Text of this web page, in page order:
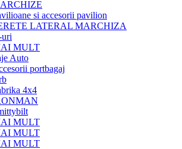
si accesorii pavilion
LATERAL MARCHIZA
MULT
Auto
portbagaj
4x4
MULT
MULT
MULT